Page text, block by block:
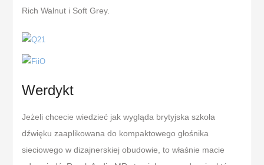
Rich Walnut i Soft Grey.
Werdykt
Jeżeli chcecie wiedzieć jak wygląda brytyjska szkoła
dźwięku zaaplikowana do kompaktowego głośnika
sieciowego w dizajnerskiej obudowie, to właśnie macie